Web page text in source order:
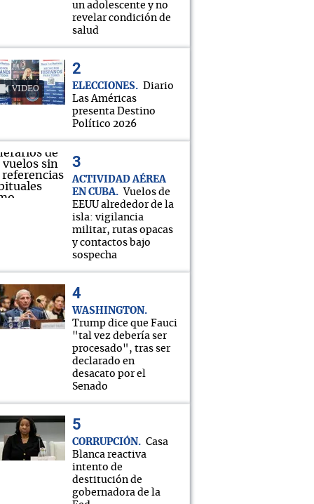
un adolescente y no
revelar condición de
salud
VIDEO ELECCIONES
Diario
Las Américas
presenta Destino
Político 2026
ACTIVIDAD AÉREA
EN CUBA
Vuelos de
EEUU alrededor de la
isla: vigilancia
militar, rutas opacas
y contactos bajo
sospecha
WASHINGTON
Trump dice que Fauci
"tal vez debería ser
procesado", tras ser
declarado en
desacato por el
Senado
CORRUPCIÓN
Casa
Blanca reactiva
intento de
destitución de
gobernadora de la